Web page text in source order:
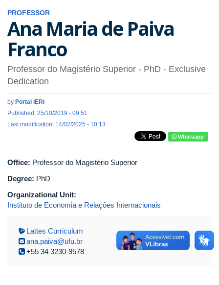
PROFESSOR
Ana Maria de Paiva
Franco
Professor do Magistério Superior - PhD - Exclusive
Dedication
by Portal IERI
Published: 25/10/2019 - 09:51
Last modification: 14/02/2025 - 10:13
Whatsapp
Office: Professor do Magistério Superior
Degree: PhD
Organizational Unit:
Instituto de Economia e Relações Internacionais
Lattes Curriculum
ana.paiva@ufu.br
+55 34 3230-9578